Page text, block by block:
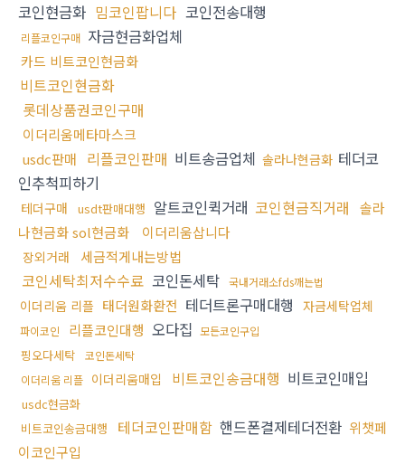
코인현금화 밈코인팝니다 코인전송대행
리플코인구매 자금현금화업체
카드 비트코인현금화
비트코인현금화
롯데상품권코인구매
이더리움메타마스크
usdc판매
리플코인판매 비트송금업체 솔라나현금화 테더코
인추척피하기
테더구매 usdt판매대행 알트코인퀵거래 코인현금직거래
솔라
나현금화 sol현금화
이더리움삽니다
장외거래 세금적게내는방법
코인세탁최저수수료 코인돈세탁 국내거래소fds깨는법
이더리움 리플 태더원화환전 테더트론구매대행 자금세탁업체
파이코인 리플코인대행 오다집 모든코인구입
핑오다세탁
코인돈세탁
이더리움 리플 이더리움매입 비트코인송금대행 비트코인매입
usdc현금화
비트코인송금대행
테더코인판매함 핸드폰결제테더전환 위챗페
이코인구입